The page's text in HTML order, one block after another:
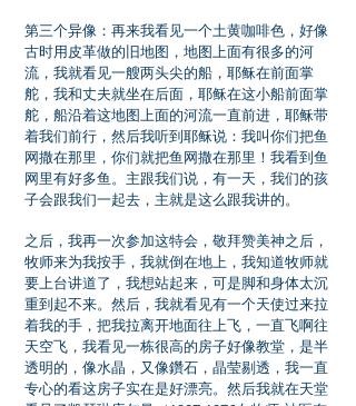
第三个异像：再来我看见一个土黄咖啡色，好像
古时用皮革做的旧地图，地图上面有很多的河
流，我就看见一艘两头尖的船，耶稣在前面掌
舵，我和丈夫就坐在后面，耶稣在这小船前面掌
舵，船沿着这地图上面的河流一直前进，耶稣带
着我们前行，然后我听到耶稣说：我叫你们把鱼
网撒在那里，你们就把鱼网撒在那里！我看到鱼
网里有好多鱼。主跟我们说，有一天，我们的孩
子会跟我们一起去，主就是这么跟我讲的。
之后，我再一次参加这特会，敬拜赞美神之后，
牧师来为我按手，我就倒在地上，我知道牧师就
要上台讲道了，我想站起来，可是脚和身体太沉
重到起不来。然后，我就看见有一个天使过来拉
着我的手，把我拉离开地面往上飞，一直飞啊往
天空飞，我看见一栋很高的房子好像教堂，是半
透明的，像水晶，又像鑽石，晶莹剔透，我一直
专心的看这房子实在是好漂亮。然后我就在天堂